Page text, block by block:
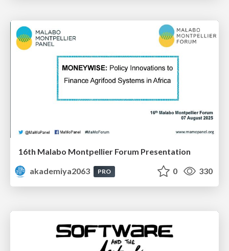
16th Malabo Montpellier Forum Presentation
akademiya2063
PRO 0 330